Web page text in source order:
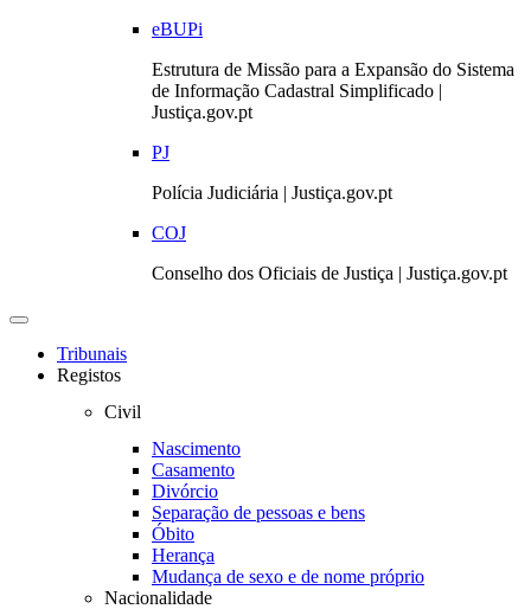
eBUPi
Estrutura de Missão para a Expansão do Sistema
de Informação Cadastral Simplificado |
Justiça.gov.pt
PJ
Polícia Judiciária | Justiça.gov.pt
COJ
Conselho dos Oficiais de Justiça | Justiça.gov.pt
Toggle
navigationTribunais
Registos
Civil
Nascimento
Casamento
Divórcio
Separação de pessoas e bens
Óbito
Herança
Mudança de sexo e de nome próprio
Nacionalidade